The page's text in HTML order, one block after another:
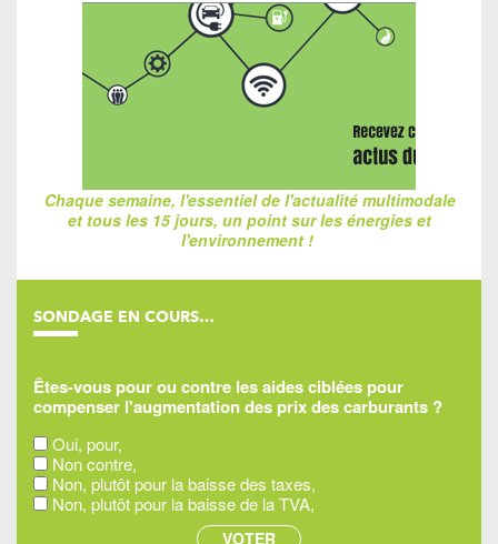
Chaque semaine, l'essentiel de l'actualité multimodale
et tous les 15 jours, un point sur les énergies et
l'environnement !
SONDAGE EN COURS…
Êtes-vous pour ou contre les aides ciblées pour
compenser l'augmentation des prix des carburants ?
Oui, pour,
Non contre,
Non, plutôt pour la baisse des taxes,
Non, plutôt pour la baisse de la TVA,